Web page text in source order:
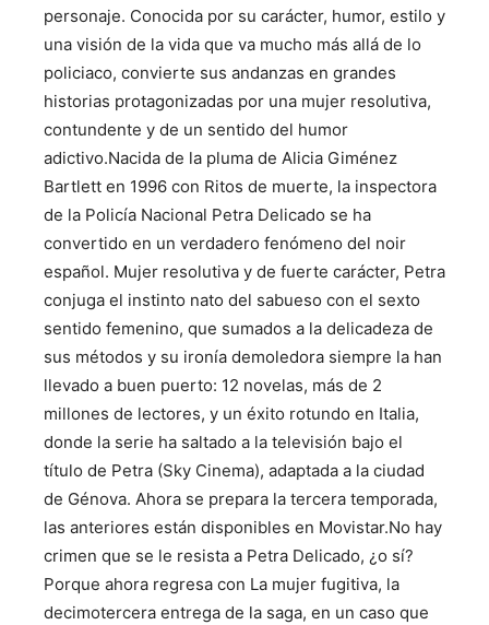
personaje. Conocida por su carácter, humor, estilo y
una visión de la vida que va mucho más allá de lo
policiaco, convierte sus andanzas en grandes
historias protagonizadas por una mujer resolutiva,
contundente y de un sentido del humor
adictivo.Nacida de la pluma de Alicia Giménez
Bartlett en 1996 con Ritos de muerte, la inspectora
de la Policía Nacional Petra Delicado se ha
convertido en un verdadero fenómeno del noir
español. Mujer resolutiva y de fuerte carácter, Petra
conjuga el instinto nato del sabueso con el sexto
sentido femenino, que sumados a la delicadeza de
sus métodos y su ironía demoledora siempre la han
llevado a buen puerto: 12 novelas, más de 2
millones de lectores, y un éxito rotundo en Italia,
donde la serie ha saltado a la televisión bajo el
título de Petra (Sky Cinema), adaptada a la ciudad
de Génova. Ahora se prepara la tercera temporada,
las anteriores están disponibles en Movistar.No hay
crimen que se le resista a Petra Delicado, ¿o sí?
Porque ahora regresa con La mujer fugitiva, la
decimotercera entrega de la saga, en un caso que